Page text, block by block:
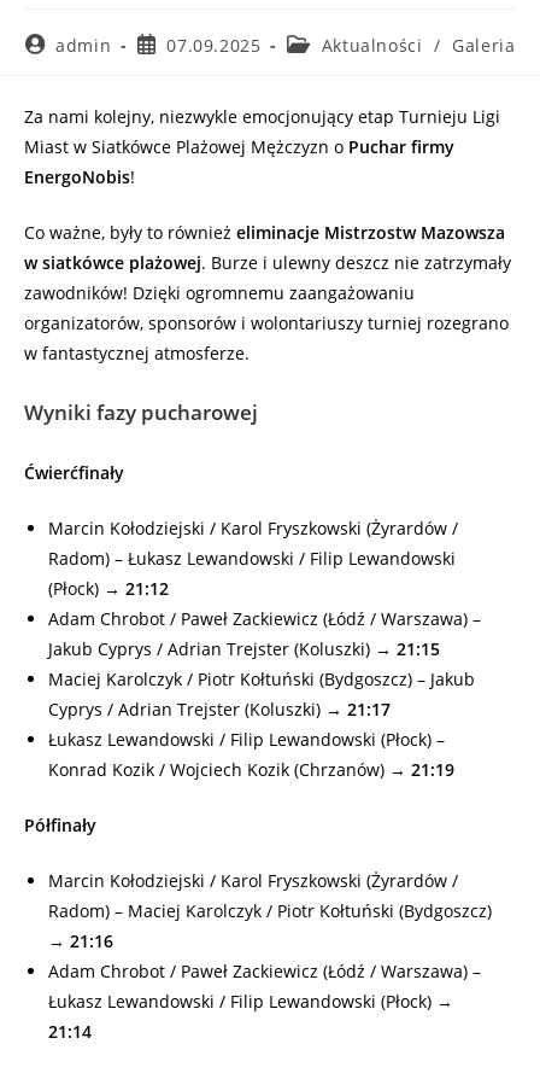
admin 07.09.2025 Aktualności / Galeria
Za nami kolejny, niezwykle emocjonujący etap Turnieju Ligi
Miast w Siatkówce Plażowej Mężczyzn o Puchar firmy
EnergoNobis!
Co ważne, były to również eliminacje Mistrzostw Mazowsza
w siatkówce plażowej. Burze i ulewny deszcz nie zatrzymały
zawodników! Dzięki ogromnemu zaangażowaniu
organizatorów, sponsorów i wolontariuszy turniej rozegrano
w fantastycznej atmosferze.
Wyniki fazy pucharowej
Ćwierćfinały
Marcin Kołodziejski / Karol Fryszkowski (Żyrardów /
Radom) – Łukasz Lewandowski / Filip Lewandowski
(Płock) → 21:12
Adam Chrobot / Paweł Zackiewicz (Łódź / Warszawa) –
Jakub Cyprys / Adrian Trejster (Koluszki) → 21:15
Maciej Karolczyk / Piotr Kołtuński (Bydgoszcz) – Jakub
Cyprys / Adrian Trejster (Koluszki) → 21:17
Łukasz Lewandowski / Filip Lewandowski (Płock) –
Konrad Kozik / Wojciech Kozik (Chrzanów) → 21:19
Półfinały
Marcin Kołodziejski / Karol Fryszkowski (Żyrardów /
Radom) – Maciej Karolczyk / Piotr Kołtuński (Bydgoszcz)
→ 21:16
Adam Chrobot / Paweł Zackiewicz (Łódź / Warszawa) –
Łukasz Lewandowski / Filip Lewandowski (Płock) →
21:14